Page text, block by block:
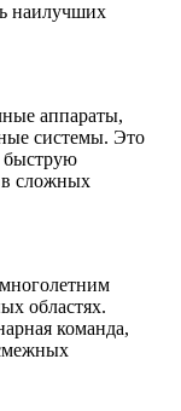
наилучших
аппараты,
системы. Это
быструю
в сложных
областях.
команда,